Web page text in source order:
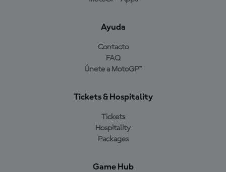
Ayuda
Contacto
FAQ
Únete a MotoGP™
Tickets & Hospitality
Tickets
Hospitality
Packages
Game Hub